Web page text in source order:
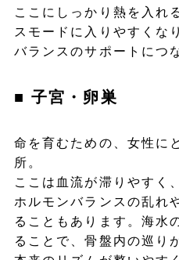
ここにしっかり熱を入れ
スモードに入りやすくな
バランスのサポートにつ
■ 子宮・卵巣
命を育むための、女性に
所。
ここは血流が滞りやすく
ホルモンバランスの乱れ
ることもあります。海水
ることで、骨盤内の巡り